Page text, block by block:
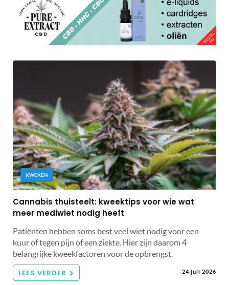
KWEKEN
Cannabis thuisteelt: kweektips voor wie wat
meer mediwiet nodig heeft
Patiënten hebben soms best veel wiet nodig voor een
kuur of tegen pijn of een ziekte. Hier zijn daarom 4
belangrijke kweekfactoren voor de opbrengst.
LEES VERDER 24 juli 2026